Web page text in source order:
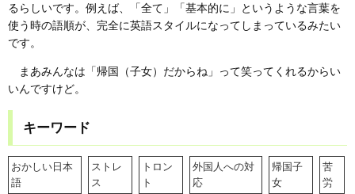
るらしいです。例えば、「全て」「基本的に」というような言葉を
使う時の語順が、完全に英語スタイルになってしまっているみたい
です。
まあみんなは「帰国（子女）だからね」って笑ってくれるからい
いんですけど。
キーワード
おかしい日本
語
ストレ
ス
トロン
ト
外国人への対
応
帰国子
女
苦
労